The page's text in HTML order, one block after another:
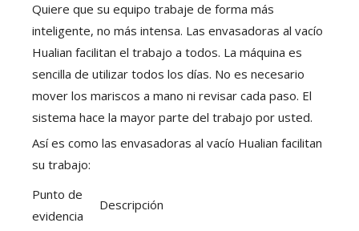
Quiere que su equipo trabaje de forma más
inteligente, no más intensa. Las envasadoras al vacío
Hualian facilitan el trabajo a todos. La máquina es
sencilla de utilizar todos los días. No es necesario
mover los mariscos a mano ni revisar cada paso. El
sistema hace la mayor parte del trabajo por usted.
Así es como las envasadoras al vacío Hualian facilitan
su trabajo:
Punto de
evidencia
Descripción